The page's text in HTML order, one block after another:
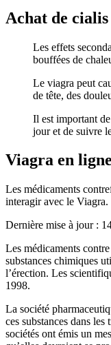
Achat de cialis
Les effets
bouffées de
Le viagra peut
de tête, des
Il est important
jour et de suivre
Viagra en
Les médicaments
interagir avec le Viagra.
Dernière mise à jour :
Les médicaments
substances chimiques
l’érection. Les
1998.
La société
ces substances dans
sociétés ont émis un